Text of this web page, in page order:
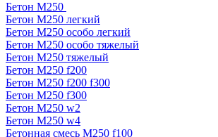
Бетон М250
Бетон М250 легкий
Бетон М250 особо легкий
Бетон М250 особо тяжелый
Бетон М250 тяжелый
Бетон М250 f200
Бетон М250 f200 f300
Бетон М250 f300
Бетон М250 w2
Бетон М250 w4
Бетонная смесь М250 f100